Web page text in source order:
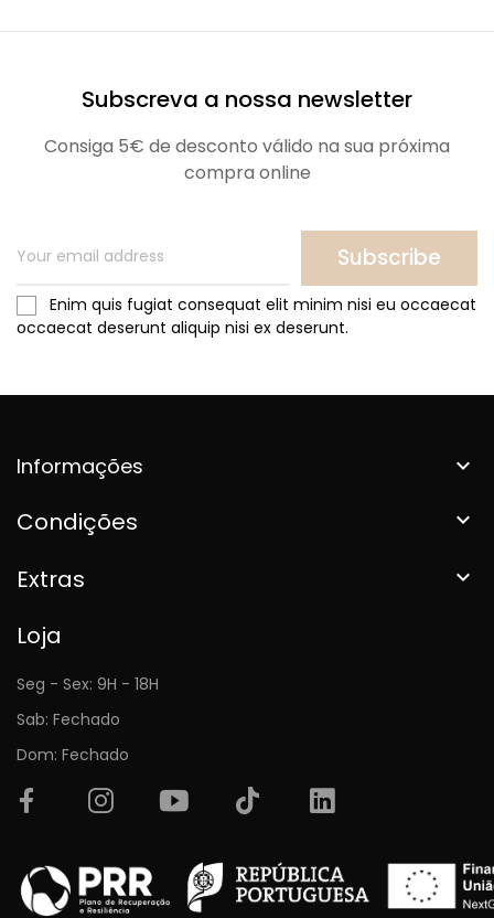
Subscreva a nossa newsletter
Consiga 5€ de desconto válido na sua próxima
compra online
Subscribe
Enim quis fugiat consequat elit minim nisi eu occaecat
occaecat deserunt aliquip nisi ex deserunt.
Informações 
Condições 
Extras 
Loja
Seg - Sex: 9H - 18H
Sab: Fechado
Dom: Fechado